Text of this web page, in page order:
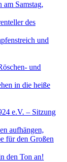
am Samstag,
des
und
und
in die heiße
e.V. – Sitzung
aufhängen,
für den Großen
den Ton an!